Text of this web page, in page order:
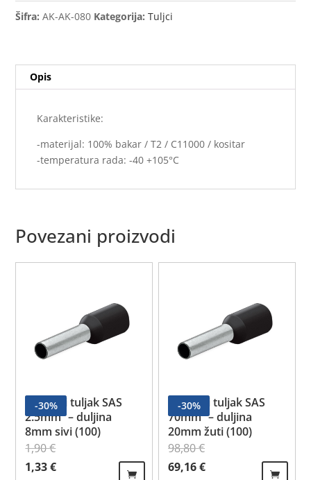
12mm
količina
Šifra:ΑΚ-AK-080 Kategorija:Tuljci
Opis
Karakteristike:
-materijal: 100% bakar / T2 / C11000 / kositar
-temperatura rada: -40 +105°C
Povezani proizvodi
-30%
Izolirani tuljak SAS
2.5mm² – duljina
8mm sivi (100)
1,90€
Izvorna cijena bila je: 1,90 €.
1,33€Trenutna cijena je: 1,33 €.
-30%
Izolirani tuljak SAS
70mm² – duljina
20mm žuti (100)
98,80€
Izvorna cijena bila je: 98,80 €.
69,16€Trenutna cijena je: 69,16